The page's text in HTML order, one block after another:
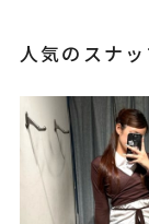
人気のスナッ